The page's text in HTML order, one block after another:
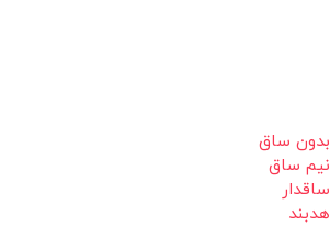
بدون ساق
نیم ساق
ساقدار
هدبند